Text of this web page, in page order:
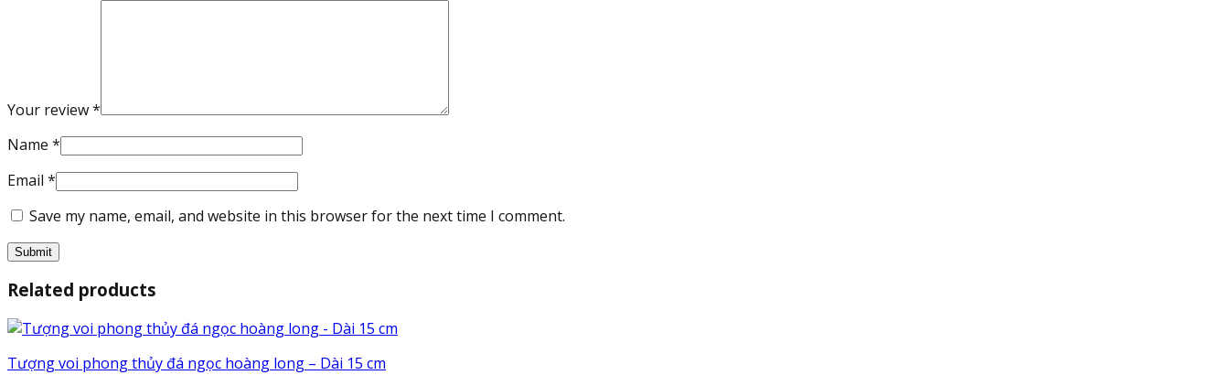
Your review*
Name *
Email *
Save my name, email, and website in this browser for the next time I comment.
Related products
Tượng voi phong thủy đá ngọc hoàng long – Dài 15 cm